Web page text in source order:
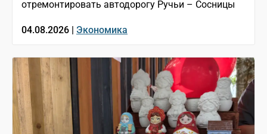
отремонтировать автодорогу Ручьи – Сосницы
04.08.2026 | Экономика